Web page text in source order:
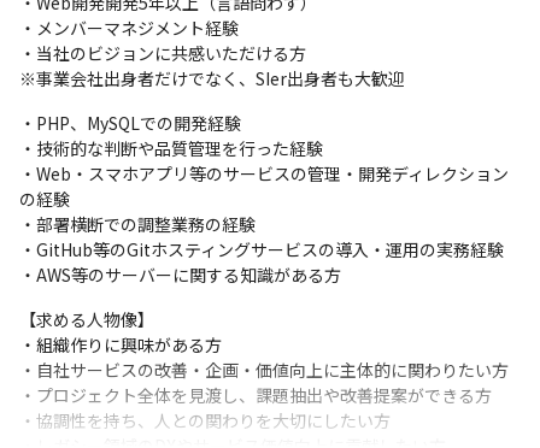
・ 開発組織が提案して立ち上がるタスクもあり
- 自動化できる部分の改善提案
- Webタスクに対する開発的提案
■運営サービス
商用車流通を軸とした複数の自社サービスを展開しています。
・商用車流通プラットフォーム『トラック王国』
・パーツ販売EC『トラック王国 パーツ館』
・リースバックサービス『トラック王国 ノリース』
・求人サイト『トラック王国 テン職』
・外国人採用支援『トラック王国 外国人材』
※単一プロダクトではなく、事業横断でのシステム最適化・改善
提案が可能な環境です。
【部署】
■構成
部長（40代・男性・開発出身）
└マネージャー候補（今回の募集ポジション）
・メンバーマネジメント経験
・当社のビジョンに共感いただける方
※事業会社出身者だけでなく、SIer出身者も大歓迎
・PHP、MySQLでの開発経験
・技術的な判断や品質管理を行った経験
・Web・スマホアプリ等のサービスの管理・開発ディレクション
の経験
・部署横断での調整業務の経験
・GitHub等のGitホスティングサービスの導入・運用の実務経験
・AWS等のサーバーに関する知識がある方
【求める人物像】
・組織作りに興味がある方
・自社サービスの改善・企画・価値向上に主体的に関わりたい方
・プロジェクト全体を見渡し、課題抽出や改善提案ができる方
・協調性を持ち、人との関わりを大切にしたい方